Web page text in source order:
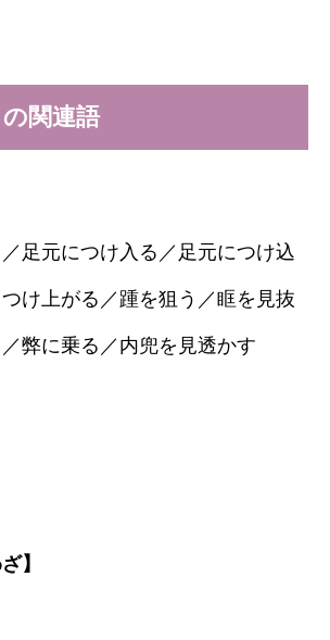
関連語
足元につけ入る／足元につけ込
け上がる／踵を狙う／眶を見抜
弊に乗る／内兜を見透かす
】